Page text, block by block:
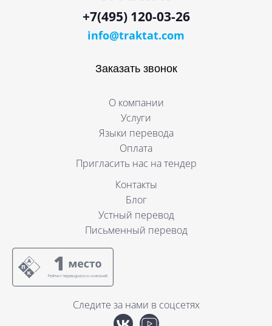
Заказать звонок
О компании
Услуги
Языки перевода
Оплата
Пригласить нас на тендер
Контакты
Блог
Устный перевод
Письменный перевод
+7(495) 120-03-26
info@traktat.com
Следите за нами в соцсетях